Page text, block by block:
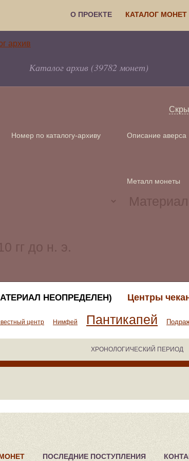
О ПРОЕКТЕ КАТАЛОГ МОНЕТ
Каталог архив (39782 монет)
Номер по каталогу-архиву Описание аверса
Металл монеты
НЕОПРЕДЕЛЕН) Центры
центр Нимфей Пантикапей
ХРОНОЛОГИЧЕСКИЙ ПЕРИОД
ПОСЛЕДНИЕ ПОСТУПЛЕНИЯ